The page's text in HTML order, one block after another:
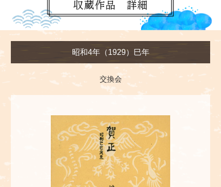
昭和4年（1929）巳年
交換会